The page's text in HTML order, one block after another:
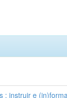
: instruir e